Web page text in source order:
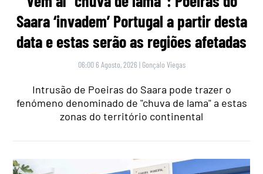
Saara ‘invadem’ Portugal a partir desta
data e estas serão as regiões afetadas
06:00 6 Agosto, 2026 | Gonçalo Viegas
Intrusão de Poeiras do Saara pode trazer o
fenómeno denominado de "chuva de lama" a estas
zonas do território continental